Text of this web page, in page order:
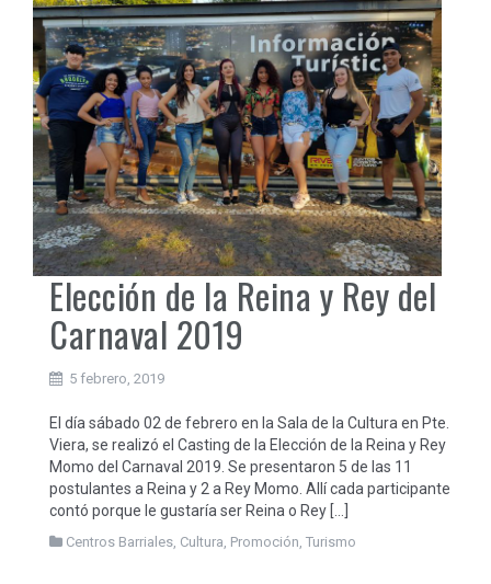
Elección de la Reina y Rey del
Carnaval 2019
5 febrero, 2019
El día sábado 02 de febrero en la Sala de la Cultura en Pte.
Viera, se realizó el Casting de la Elección de la Reina y Rey
Momo del Carnaval 2019. Se presentaron 5 de las 11
postulantes a Reina y 2 a Rey Momo. Allí cada participante
contó porque le gustaría ser Reina o Rey […]
Centros Barriales Cultura Promoción Turismo